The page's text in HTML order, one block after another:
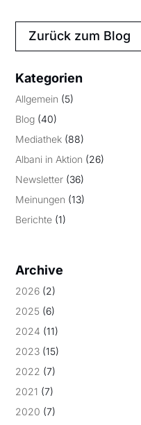
Zurück zum Blog
Kategorien
Allgemein (5)
Blog (40)
Mediathek (88)
Albani in Aktion (26)
Newsletter (36)
Meinungen (13)
Berichte (1)
Archive
2026 (2)
2025 (6)
2024 (11)
2023 (15)
2022 (7)
2021 (7)
2020 (7)